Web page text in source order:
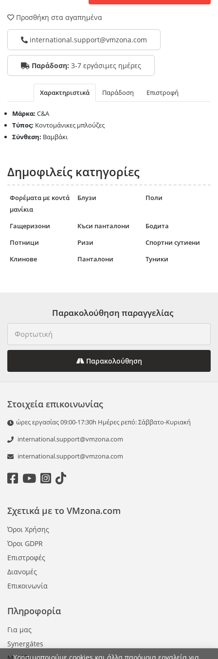
Προσθήκη στα αγαπημένα
international.support@vmzona.com
Παράδοση: 3-7 εργάσιμες ημέρες
Χαρακτηριστικά Παράδοση Επιστροφή
Μάρκα: C&A
Τύπος: Κοντομάνικες μπλούζες
Σύνθεση: Βαμβάκι
Δημοφιλείς κατηγορίες
Φορέματα με κοντά
μανίκια
Блузи Поли
Гащеризони Къси панталони
Бодита
Потници
Ризи
Спортни сутиени
Клинове
Панталони Туники
Παρακολούθηση παραγγελίας
Παρακολούθηση
Στοιχεία επικοινωνίας
ώρες εργασίας 09:00-17:30h Ημέρες ρεπό: Σάββατο-Κυριακή
international.support@vmzona.com
international.support@vmzona.com
Πληροφορία
Για μας
Synergátes
Σχετικά με το VMzona.com
Όροι Χρήσης
Όροι GDPR
Επιστροφές
Διανομές
Επικοινωνία